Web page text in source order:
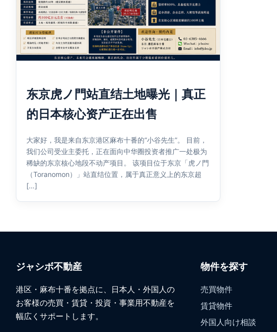
东京虎ノ門站直结土地曝光｜真正
的日本核心资产正在出售
大家好，我是来自东京港区麻布十番的“小谷先生”。 目前，
我们公司受业主委托，正在面向中华圈投资者推广一处极为
稀缺的东京核心地段不动产项目。 该项目位于东京「虎ノ門
（Toranomon）」站直结位置，属于真正意义上的东京超
[…]
ジャシボ不動産
港区・麻布十番を拠点に、日本人・外国人の
お客様の売買・賃貸・投資・事業用不動産を
幅広くサポートします。
物件を探す
売買物件
賃貸物件
外国人向け相談